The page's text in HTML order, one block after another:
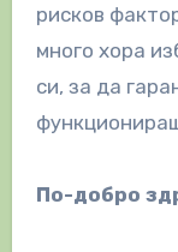
рисков
много хора
си, за да
По-добро